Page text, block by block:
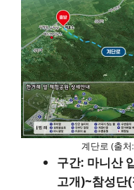
계단로 (출
구간: 마니산
고개)~참성단